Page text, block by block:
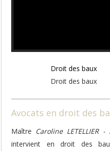
Droit des baux
Droit des baux
Avocats en droit des
Maître Caroline LETELLIER-
intervient en droit des